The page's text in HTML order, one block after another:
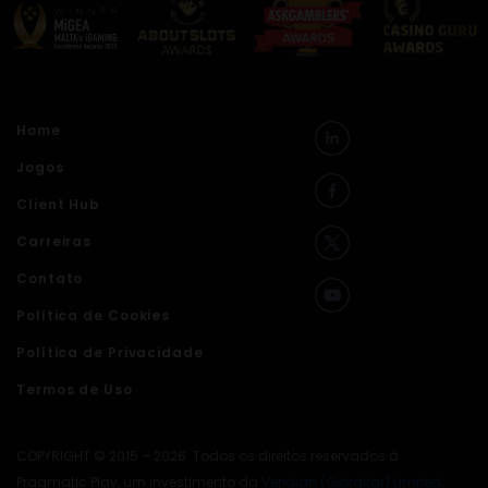
Home
Jogos
Client Hub
Carreiras
Contato
Política de Cookies
Política de Privacidade
Termos de Uso